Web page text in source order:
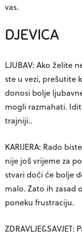
vas.
DJEVICA
LJUBAV: Ako želite
ste u vezi, prešutite
donosi bolje
mogli razmahati.
trajniji..
KARIJERA: Rado
nije još vrijeme za
stvari doći će bolje
malo. Zato ih zasad
poneku frustraciju.